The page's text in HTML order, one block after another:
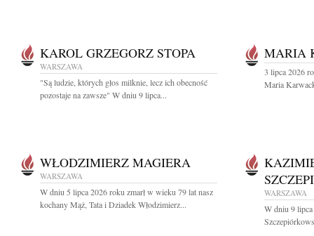
KAROL GRZEGORZ STOPA
WARSZAWA
"Są ludzie, których głos milknie, lecz ich obecność
pozostaje na zawsze" W dniu 9 lipca...
MARIA
3 lipca 2026
Maria
WŁODZIMIERZ MAGIERA
WARSZAWA
W dniu 5 lipca 2026 roku zmarł w wieku 79 lat nasz
kochany Mąż, Tata i Dziadek Włodzimierz...
WARSZAWA
W dniu 9